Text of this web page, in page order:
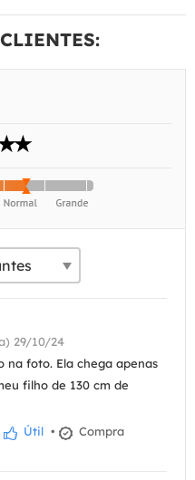
29/10/24
na foto. Ela chega apenas
filho de 130 cm de
Útil •
Compra